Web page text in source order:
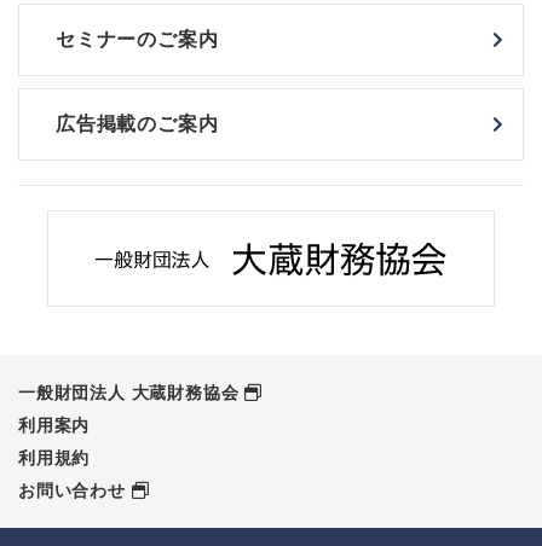
セミナーのご案内
広告掲載のご案内
一般財団法人 大蔵財務協会
利用案内
利用規約
お問い合わせ